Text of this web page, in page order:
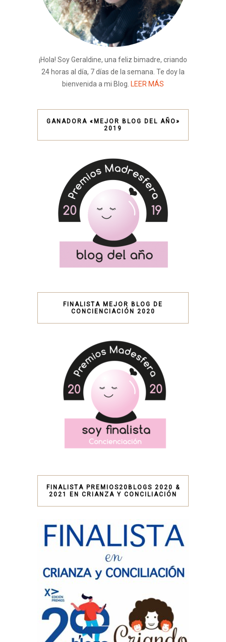
¡Hola! Soy Geraldine, una feliz bimadre, criando
24 horas al día, 7 días de la semana. Te doy la
bienvenida a mi Blog. LEER MÁS
GANADORA «MEJOR BLOG DEL AÑO»
2019
FINALISTA MEJOR BLOG DE
CONCIENCIACIÓN 2020
FINALISTA PREMIOS20BLOGS 2020 &
2021 EN CRIANZA Y CONCILIACIÓN